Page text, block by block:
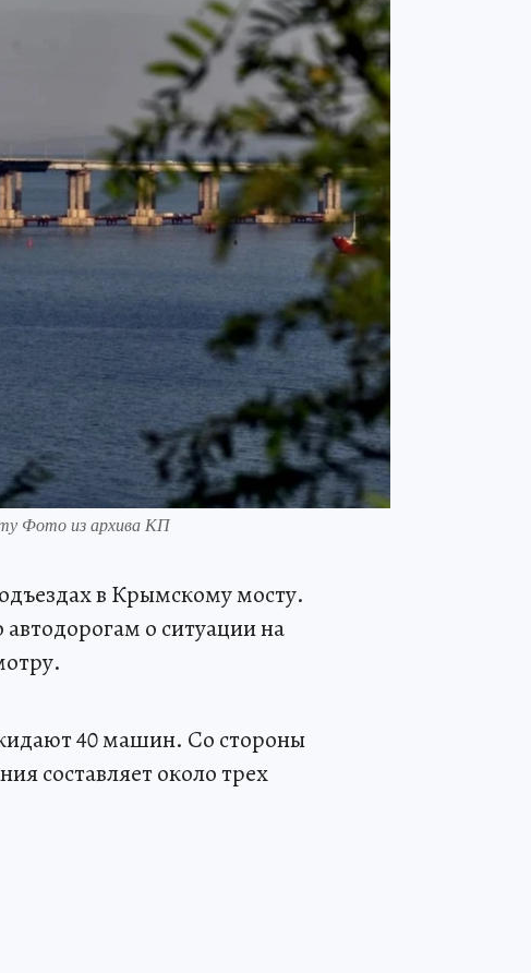
Фото из архива КП
в Крымскому мосту.
о ситуации на
40 машин. Со стороны
составляет около трех